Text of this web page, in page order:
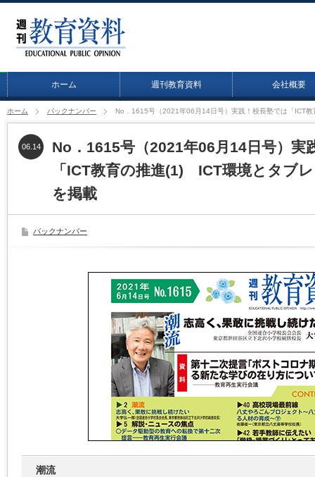
ホーム 週刊教育資料 会社概要
ホーム バックナンバー No．1615号（2021年06月14日号）実践！校長塾では「ICT
No．1615号（2021年06月14日号）実
「ICT教育の推進(1) ICT環境とタブ
を掲載
06.14
バックナンバー
潮流